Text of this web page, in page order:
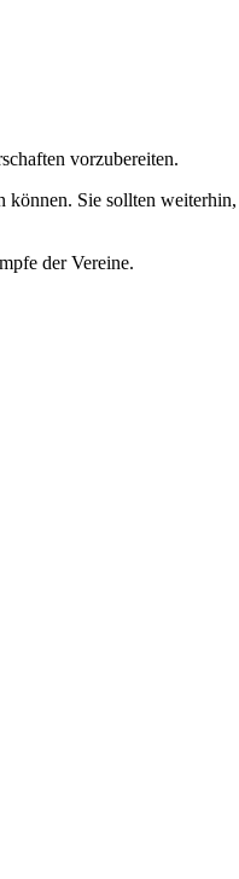
vorzubereiten.
Sie sollten
der Vereine.